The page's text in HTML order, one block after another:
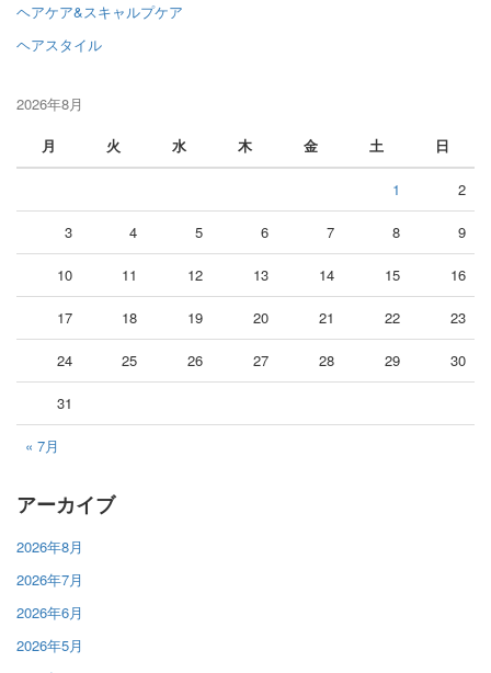
ヘアケア&スキャルプケア
ヘアスタイル
2026年8月
月
火 水 木 金 土 日
« 7月
1 2
3 4 5 6 7 8 9
10 11 12 13 14 15 16
17 18 19 20 21 22 23
24 25 26 27 28 29 30
31
アーカイブ
2026年8月
2026年7月
2026年6月
2026年5月